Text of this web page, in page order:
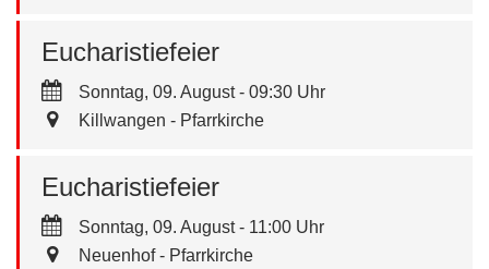
Sonntag, 09. August - 09:30 Uhr
Killwangen - Pfarrkirche
Eucharistiefeier
Sonntag, 09. August - 11:00 Uhr
Neuenhof - Pfarrkirche
Eucharistiefeier